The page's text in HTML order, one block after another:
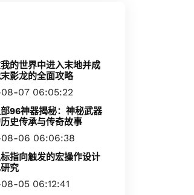
的世界中进入末地并成
影龙的全面攻略
07 06:05:22
96神器揭秘：神秘武器
史传承与传奇故事
06 06:06:38
指向触发的宏操作设计
究
05 06:12:41